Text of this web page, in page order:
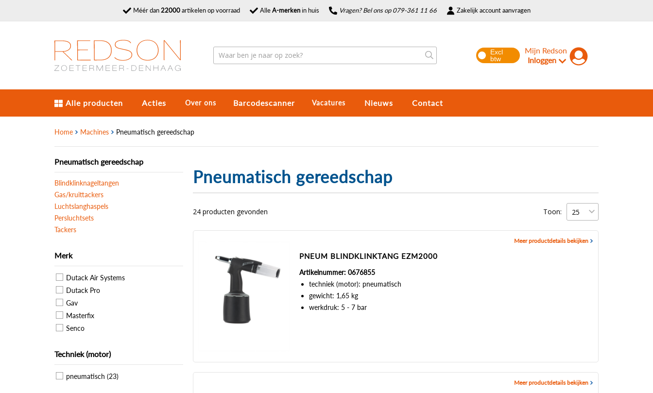
Méér dan22000artikelen op voorraad AlleA-merkenin huis Vragen? Bel ons op 079-361 11 66 Zakelijk account aanvragen
Mijn Redson
Inloggen
Alle producten Acties Over ons Barcodescanner Vacatures Nieuws Contact
Home Machines Pneumatisch gereedschap
Pneumatisch gereedschap
Blindklinknageltangen
Gas/kruittackers
Luchtslanghaspels
Persluchtsets
Tackers
Merk
Dutack Air Systems
Dutack Pro
Gav
Masterfix
Senco
Techniek (motor)
pneumatisch (23)
Pneumatisch gereedschap
24 producten gevonden Toon:
PNEUM BLINDKLINKTANG EZM2000
Artikelnummer: 0676855
techniek (motor): pneumatisch
gewicht: 1,65 kg
werkdruk: 5 - 7 bar
Meer productdetails bekijken
Meer productdetails bekijken